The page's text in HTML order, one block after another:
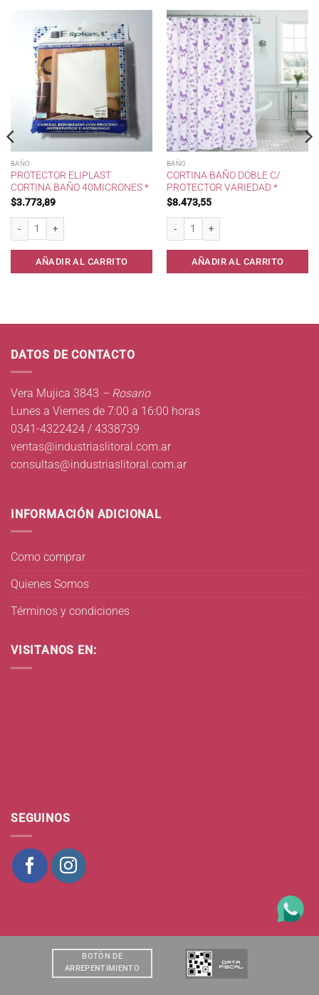
BAÑO
PROTECTOR ELIPLAST
CORTINA BAÑO 40MICRONES *
$3.773,89
Protector Eliplast Cortina Baño 40micrones * cantidad
AÑADIR AL CARRITO
BAÑO
CORTINA BAÑO DOBLE C/
PROTECTOR VARIEDAD *
$8.473,55
Cortina Baño Doble c/ protector
AÑADIR AL CARRITO
Kolor * cantidad
DATOS DE CONTACTO
Vera Mujica 3843 – Rosario
Lunes a Viernes de 7:00 a 16:00 horas
0341-4322424 / 4338739
ventas@industriaslitoral.com.ar
consultas@industriaslitoral.com.ar
INFORMACIÓN ADICIONAL
Como comprar
Quienes Somos
Términos y condiciones
VISITANOS EN:
SEGUINOS
BOTÒN DE
ARREPENTIMIENTO